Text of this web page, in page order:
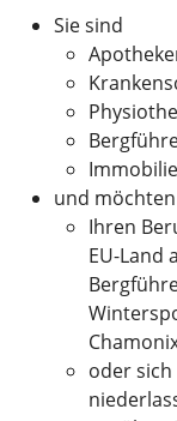
Sie sind
und möchten
Ihren
EU-Land
oder sich